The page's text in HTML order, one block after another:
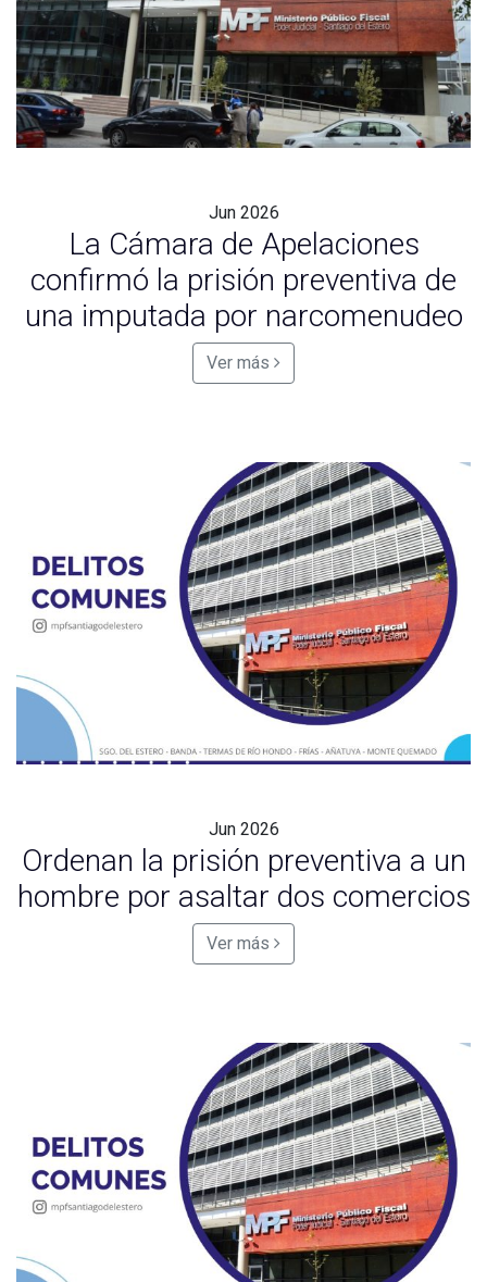
Jun 2026
La Cámara de Apelaciones
confirmó la prisión preventiva de
una imputada por narcomenudeo
Ver más
Jun 2026
Ordenan la prisión preventiva a un
hombre por asaltar dos comercios
Ver más